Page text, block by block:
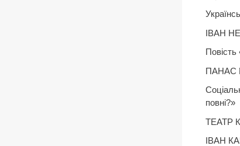
ІВАН
ПАНАС
повні?»
ТЕАТР
ІВАН